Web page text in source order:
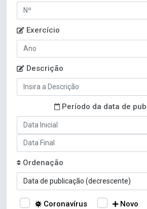
Exercício
Descrição
Período da data de
Ordenação
Coronavírus Novo